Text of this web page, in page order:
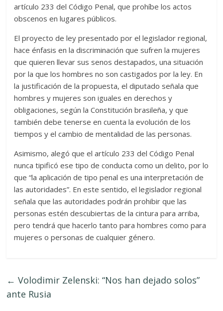
artículo 233 del Código Penal, que prohíbe los actos
obscenos en lugares públicos.
El proyecto de ley presentado por el legislador regional,
hace énfasis en la discriminación que sufren la mujeres
que quieren llevar sus senos destapados, una situación
por la que los hombres no son castigados por la ley. En
la justificación de la propuesta, el diputado señala que
hombres y mujeres son iguales en derechos y
obligaciones, según la Constitución brasileña, y que
también debe tenerse en cuenta la evolución de los
tiempos y el cambio de mentalidad de las personas.
Asimismo, alegó que el artículo 233 del Código Penal
nunca tipificó ese tipo de conducta como un delito, por lo
que “la aplicación de tipo penal es una interpretación de
las autoridades”. En este sentido, el legislador regional
señala que las autoridades podrán prohibir que las
personas estén descubiertas de la cintura para arriba,
pero tendrá que hacerlo tanto para hombres como para
mujeres o personas de cualquier género.
← Volodimir Zelenski: “Nos han dejado solos”
ante Rusia